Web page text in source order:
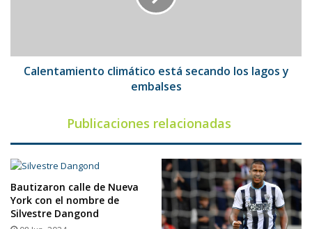
Calentamiento climático está secando los lagos y
embalses
Publicaciones relacionadas
Bautizaron calle de Nueva
York con el nombre de
Silvestre Dangond